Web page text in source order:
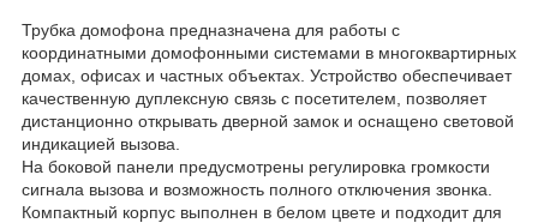
Трубка домофона предназначена для работы с
координатными домофонными системами в многоквартирных
домах, офисах и частных объектах. Устройство обеспечивает
качественную дуплексную связь с посетителем, позволяет
дистанционно открывать дверной замок и оснащено световой
индикацией вызова.
На боковой панели предусмотрены регулировка громкости
сигнала вызова и возможность полного отключения звонка.
Компактный корпус выполнен в белом цвете и подходит для